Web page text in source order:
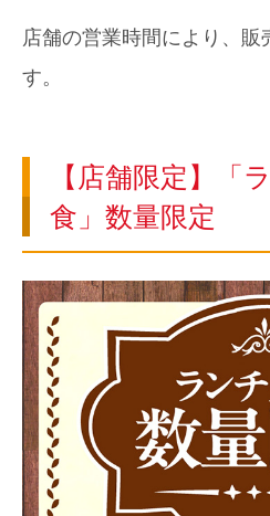
店舗の営業時間により、
す。
【店舗限定】「
食」数量限定